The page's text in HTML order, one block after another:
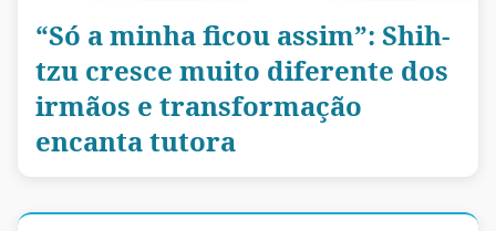
“Só a minha ficou assim”: Shih-
tzu cresce muito diferente dos
irmãos e transformação
encanta tutora